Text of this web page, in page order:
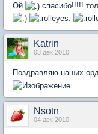
Ой
спасибо!!!!!
Katrin
03 дек 2010
Поздравляю наших
Nsotn
04 дек 2010